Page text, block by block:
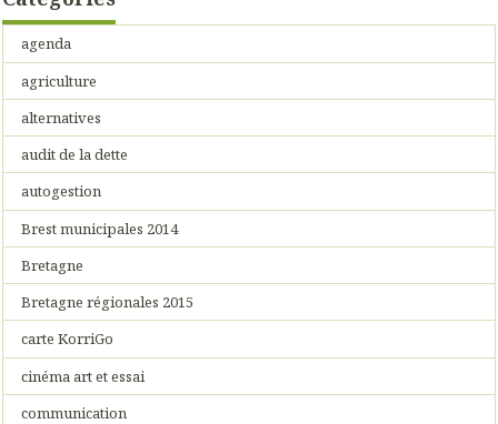
agenda
agriculture
alternatives
audit de la dette
autogestion
Brest municipales 2014
Bretagne
Bretagne régionales 2015
carte KorriGo
cinéma art et essai
communication